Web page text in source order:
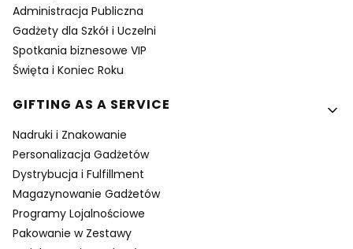
Administracja Publiczna
Gadżety dla Szkół i Uczelni
Spotkania biznesowe VIP
Święta i Koniec Roku
GIFTING AS A SERVICE
Nadruki i Znakowanie
Personalizacja Gadżetów
Dystrybucja i Fulfillment
Magazynowanie Gadżetów
Programy Lojalnościowe
Pakowanie w Zestawy